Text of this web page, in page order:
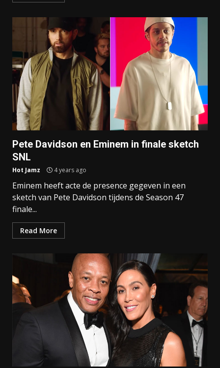
Pete Davidson en Eminem in finale sketch
SNL
Hot Jamz 4 years ago
Eminem heeft acte de presence gegeven in een
sketch van Pete Davidson tijdens de Season 47
finale...
Read More